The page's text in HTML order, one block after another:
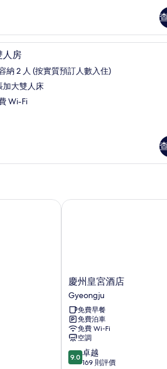
高級寢具、羽絨被、
人房
納 2 人 (按實質預訂人數入住)
加大雙人床
Wi-Fi
慶
州
皇
宮
酒
店
Gyeongju
慶州皇宮酒店
Gyeongju
免費早餐
免費泊車
免費 Wi-Fi
空調
9.0
分
9.0 卓越
169 則評價
慶州皇宮酒店